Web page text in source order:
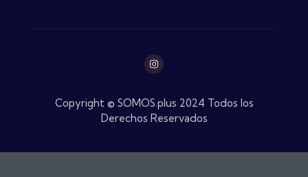
Copyright © SOMOS.plus 2024 Todos los
Derechos Reservados